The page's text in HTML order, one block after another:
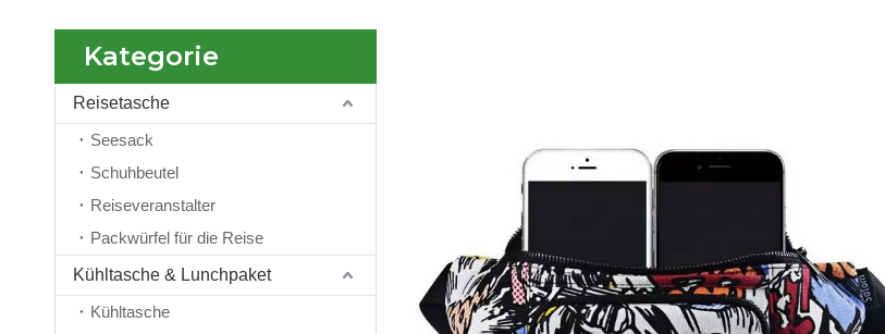
Kategorie
Reisetasche
Seesack
Schuhbeutel
Reiseveranstalter
Packwürfel für die Reise
Kühltasche & Lunchpaket
Kühltasche